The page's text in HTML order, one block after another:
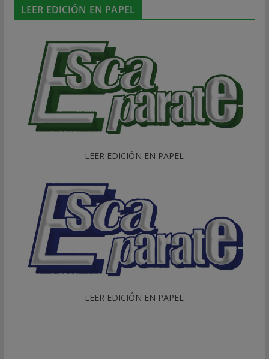
LEER EDICIÓN EN PAPEL
LEER EDICIÓN EN PAPEL
LEER EDICIÓN EN PAPEL